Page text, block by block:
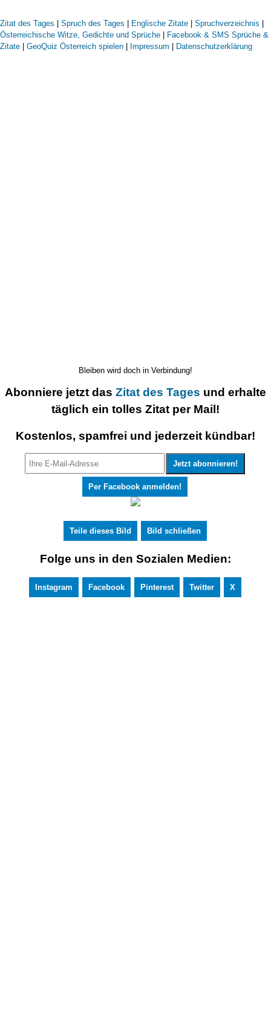
Zitat des Tages Spruch des Tages Englische Zitate Spruchverzeichnis
Österreichische Witze, Gedichte und Sprüche
Facebook & SMS Sprüche &
Zitate
GeoQuiz Österreich spielen Impressum Datenschutzerklärung
Bleiben wird doch in Verbindung!
Abonniere jetzt das Zitat des Tages und erhalte
täglich ein tolles Zitat per Mail!
Kostenlos, spamfrei und jederzeit kündbar!
Per Facebook anmelden!
Teile dieses Bild Bild schließen
Folge uns in den Sozialen Medien:
Instagram Facebook Pinterest Twitter X